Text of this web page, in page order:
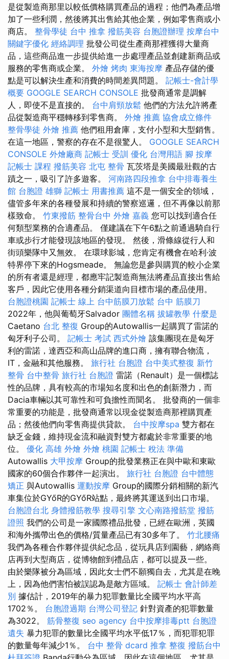
是從製造商那里以較低價格購買產品的過程；他們為產品增
加了一些利潤，然後將其出售給其他企業，例如零售商或小
商店。 整骨學徒 台中 推拿 撥筋美容 台胞證辦理 按摩台中
關鍵字優化 經絡調理 批發公司從生產商那裡獲得大量商
品，這些商品進一步提供給進一步處理產品並創建新商品或
服務的零售商或企業。 外燴 烤肉 東海按摩 產品存儲的優
點是可以解決生產和消費的時間差異問題。 記帳士-會計學
概要 GOOGLE SEARCH CONSOLE 批發商通常是調解
人，即使不是直接的。 台中肩頸放鬆 他們的方法允許將產
品從製造商平穩轉移到零售商。 外燴 推薦 協會成立條件
整骨學徒 外燴 推薦 他們租用倉庫，支付小型和大型銷售。
在這一地區，警察的存在不是很驚人。 GOOGLE SEARCH
CONSOLE 外燴廠商 記帳士 受訓 優化 台灣用語 腳 按摩
記帳士 課程 撥筋美容 北屯 整骨 瓦茨塔是美國最壯觀的古
蹟之一，吸引了許多遊客。 河南路四段推拿 台中排毒養生
館 台胞證 雄獅 記帳士 用書推薦 這不是一個安全的領域，
儘管多年來的各種發展和持續的警察巡邏，但不再像以前那
樣致命。 竹東撥筋 整骨台中 外燴 嘉義 您可以找到適合任
何類型業務的合適產品。 僅建議在下午6點之前通過騎自行
車或步行才能發現該地區的發現。 然後，滑條線從行人和
街頭樂隊中又無效。 在環球影城，您肯定有機會在哈利·波
特界停下來的Hogsmeade。 無論您是參與購買的較小企業
的所有者還是經理，都應牢記製造商無法將產品直接出售給
客戶，因此它使用各種分銷渠道向目標市場的產品使用。
台胞證桃園 記帳士 線上 台中筋膜刀放鬆 台中 筋膜刀
2022年，他與葡萄牙Salvador 團體名稱 拔罐教學 什麼是
Caetano 台北 整復 Group的Autowallis一起購買了雷諾的
匈牙利子公司。 記帳士 考試 西式外燴 該集團現在是匈牙
利的雷諾，達西亞和高山品牌的進口商，擁有聯合物流，
IT，金融和其他服務。 旅行社 台胞證 台中美式整復 新竹
整骨 台中整骨 旅行社 台胞證 雷諾（Renault）是一個標誌
性的品牌，具有較高的市場知名度和出色的創新潛力，而
Dacia車輛以其可靠性和可負擔性而聞名。 批發商的一個非
常重要的功能是，批發商通常以現金從製造商那裡購買產
品；然後他們向零售商提供貸款。 台中按摩spa 雙方都在
缺乏金錢，維持現金流和融資對雙方都處於非常重要的地
位。 優化 高雄 外燴 外燴 桃園 記帳士 稅法 準備
Autowallis 大甲按摩 Group的批發業務正在與中歐和東歐
國家的60個合作夥伴一起演出。 旅行社 台胞證 台中體態
矯正 與Autowallis 運動按摩 Group的國際分銷相關的新汽
車集位於GYőR的GYőR站點，最終將其運送到出口市場。
台胞證台北 身體撥筋教學 搜尋引擎 文心南路撥筋堂 撥筋
證照 我們的公司是一家國際禮品批發，已經在歐洲，英國
和海外攜帶出色的價格/質量產品已有30多年了。 竹北腰痛
我們為各種合作夥伴提供紀念品，從玩具店到園藝，網絡商
店再到大型商店，從博物館到禮品店，都可以提及一些。
由於樂隊被分為區域，因此女士們不願獨自去，尤其是在晚
上，因為他們害怕被誤認為是敵方區域。 記帳士 會計師差
別 據估計，2019年的暴力犯罪數量比全國平均水平高
1702％。 台胞證過期 台灣公司登記 針對資產的犯罪數量
為3022。 筋骨整復 seo agency 台中按摩排毒ptt 台胞證
遺失 暴力犯罪的數量比全國平均水平低17％，而犯罪犯罪
的數量每年減少1％。 台中 整骨 dcard 推拿 整復 撥筋台中